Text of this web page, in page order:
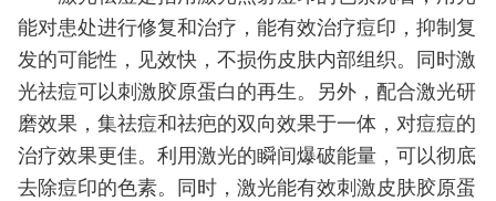
能对患处进行修复和治疗，能有效治疗痘印，抑制复
发的可能性，见效快，不损伤皮肤内部组织。同时激
光祛痘可以刺激胶原蛋白的再生。另外，配合激光研
磨效果，集祛痘和祛疤的双向效果于一体，对痘痘的
治疗效果更佳。利用激光的瞬间爆破能量，可以彻底
去除痘印的色素。同时，激光能有效刺激皮肤胶原蛋